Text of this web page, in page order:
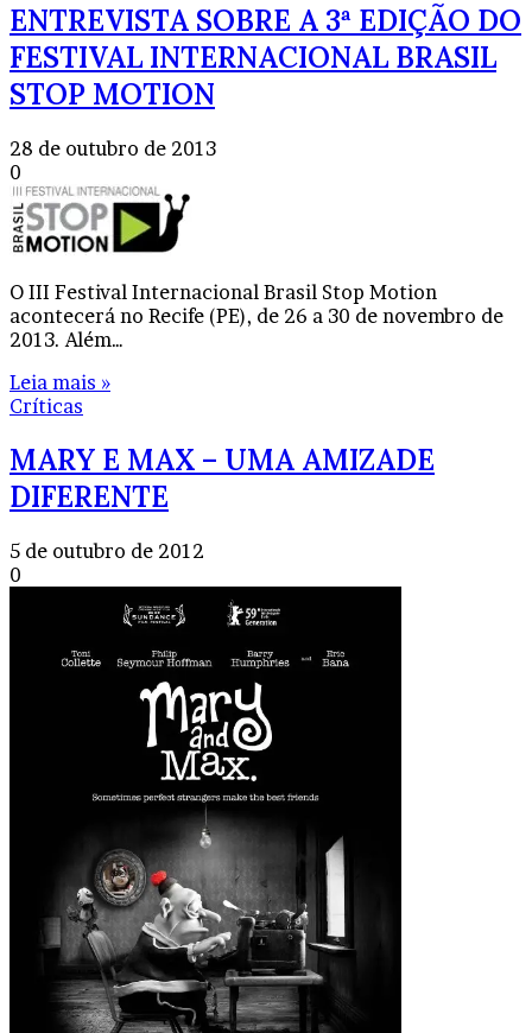
ENTREVISTA SOBRE A 3ª EDIÇÃO DO
FESTIVAL INTERNACIONAL BRASIL
STOP MOTION
28 de outubro de 2013
0
O III Festival Internacional Brasil Stop Motion
acontecerá no Recife (PE), de 26 a 30 de novembro de
2013. Além…
Leia mais »
Críticas
MARY E MAX – UMA AMIZADE
DIFERENTE
5 de outubro de 2012
0